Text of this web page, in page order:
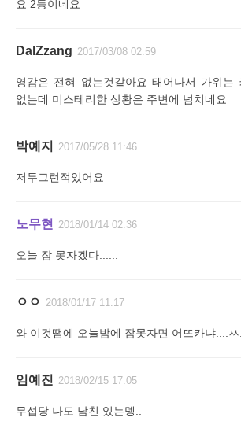
요 2등이네요
DalZzang 2017/03/08 02:59
영감은 전혀 없는것같아요 태어나서 가위는
없는데 미스테리한 상황은 주변에 넘치네요
박예지 2017/05/28 11:46
저두그런적있어요
노무현 2018/01/14 02:36
오늘 잠 못자겠다......
ㅇㅇ 2018/01/17 11:17
와 이것땜에 오늘밤에 잠못자면 어뜨카냐....ㅆ
임예진 2018/02/15 17:05
무섭당 나도 남친 있는뎅..